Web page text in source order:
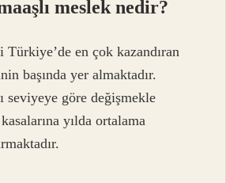
meslek nedir?
en çok kazandıran
başında yer almaktadır.
seviyeye göre değişmekle
yılda ortalama